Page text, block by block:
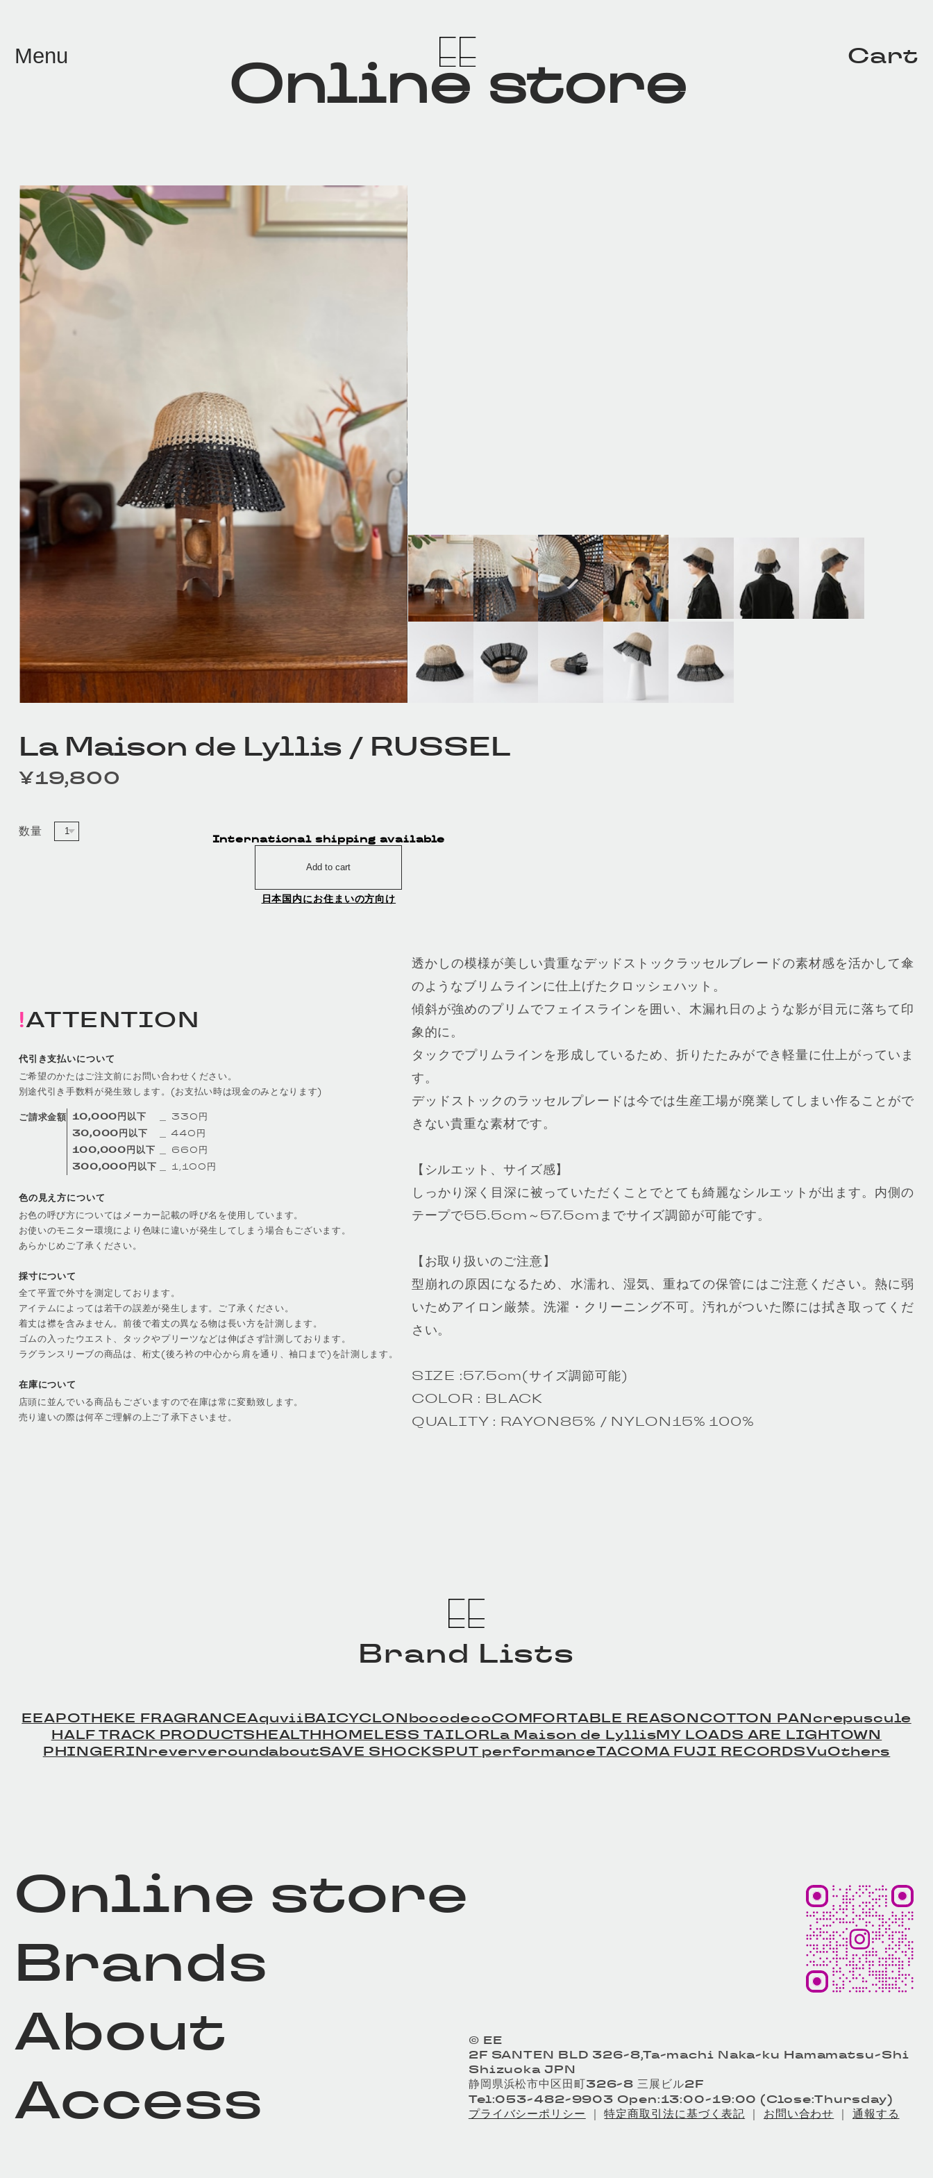
Online store
Menu Cart
La Maison de Lyllis / RUSSEL
定価
¥19,800
数量
International shipping available
Add to cart
日本国内にお住まいの方向け
透かしの模様が美しい貴重なデッドストックラッセルブレードの素材感を活かして傘
のようなブリムラインに仕上げたクロッシェハット。
傾斜が強めのプリムでフェイスラインを囲い、木漏れ日のような影が目元に落ちて印
象的に。
タックでプリムラインを形成しているため、折りたたみができ軽量に仕上がっていま
す。
デッドストックのラッセルプレードは今では生産工場が廃業してしまい作ることがで
きない貴重な素材です。
【シルエット、サイズ感】
しっかり深く目深に被っていただくことでとても綺麗なシルエットが出ます。内側の
テープで55.5cm～57.5cmまでサイズ調節が可能です。
【お取り扱いのご注意】
型崩れの原因になるため、水濡れ、湿気、重ねての保管にはご注意ください。熱に弱
いためアイロン厳禁。洗濯・クリーニング不可。汚れがついた際には拭き取ってくだ
さい。
SIZE :57.5cm(サイズ調節可能)
COLOR : BLACK
QUALITY : RAYON85% / NYLON15% 100%
ATTENTION
代引き支払いについて
ご希望のかたはご注文前にお問い合わせください。
別途代引き手数料が発生致します。(お支払い時は現金のみとなります)
ご請求金額 10,000円以下
＿ 330円
30,000円以下
＿ 440円
100,000円以下
＿ 660円
300,000円以下
＿ 1,100円
色の見え方について
お色の呼び方についてはメーカー記載の呼び名を使用しています。
お使いのモニター環境により色味に違いが発生してしまう場合もございます。
あらかじめご了承ください。
採寸について
全て平置で外寸を測定しております。
アイテムによっては若干の誤差が発生します。ご了承ください。
着丈は襟を含みません。前後で着丈の異なる物は長い方を計測します。
ゴムの入ったウエスト、タックやプリーツなどは伸ばさず計測しております。
ラグランスリーブの商品は、桁丈(後ろ衿の中心から肩を通り、袖口まで)を計測します。
在庫について
店頭に並んでいる商品もございますので在庫は常に変動致します。
売り違いの際は何卒ご理解の上ご了承下さいませ。
Brand Lists
EEAPOTHEKE FRAGRANCEAquviiBAICYCLONbocodecoCOMFORTABLE REASONCOTTON PANcrepuscule
HALF TRACK PRODUCTSHEALTHHOMELESS TAILORLa Maison de LyllisMY LOADS ARE LIGHTOWN
PHINGERINreververoundaboutSAVE SHOCKSPUT performanceTACOMA FUJI RECORDSVuOthers
Online store
Brands
About
Access
© EE
2F SANTEN BLD 326-8,Ta-machi Naka-ku Hamamatsu-Shi
Shizuoka JPN
静岡県浜松市中区田町326-8 三展ビル2F
Tel:053-482-9903 Open:13:00-19:00 (Close:Thursday)
プライバシーポリシー ｜特定商取引法に基づく表記 ｜ お問い合わせ ｜ 通報する